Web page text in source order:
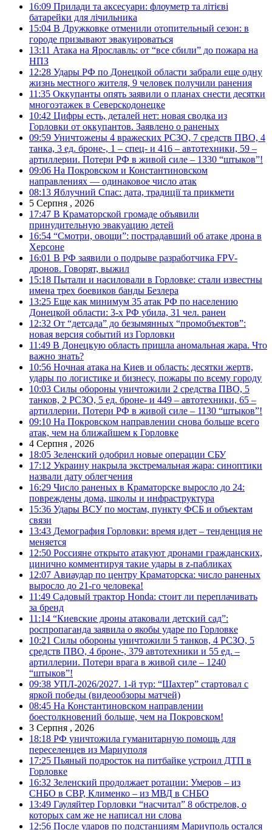
16:09 Прилади та аксесуари: флоуметр та літієві
батарейки для лічильника
15:04 В Дружковке отменили отопительный сезон: в
городе призывают эвакуироваться
13:11 Атака на Ярославль: от “все сбили” до пожара на
НПЗ
12:28 Удары РФ по Донецкой области забрали еще одну
жизнь местного жителя, 9 человек получили ранения
11:35 Оккупанты опять заявили о планах снести десятки
многоэтажек в Северскодонецке
10:42 Цифры есть, деталей нет: новая сводка из
Горловки от оккупантов. Заявлено о раненых
09:59 Уничтожены 4 вражеских РСЗО, 7 средств ПВО, 4
танка, 3 ед. броне-, 1 – спец- и 416 – автотехники, 59 –
артиллерии. Потери РФ в живой силе – 1330 “штыков”!
09:06 На Покровском и Константиновском
направлениях — одинаковое число атак
08:13 Яблучний Спас: дата, традиції та прикмети
5 Серпня , 2026
17:47 В Краматорской громаде объявили
принудительную эвакуацию детей
16:54 “Смотри, овощи”: пострадавший об атаке дрона в
Херсоне
16:01 В РФ заявили о подрыве разработчика FPV-
дронов. Говорят, выжил
15:18 Пытали и насиловали в Горловке: стали известны
имена трех боевиков банды Безлера
13:25 Еще как минимум 35 атак РФ по населению
Донецкой области: 3-х РФ убила, 31 чел. ранен
12:32 От “детсада” до безымянных “промобъектов”:
новая версия событий из Горловки
11:49 В Донецкую область пришла аномальная жара. Что
важно знать?
10:56 Ночная атака на Киев и область: десятки жертв,
удары по логистике и бизнесу, пожары по всему городу
10:03 Силы обороны уничтожили 2 средства ПВО, 5
танков, 2 РСЗО, 5 ед. броне- и 449 – автотехники, 65 –
артиллерии. Потери РФ в живой силе – 1130 “штыков”!
09:10 На Покровском направлении снова больше всего
атак, чем на ближайшем к Горловке
4 Серпня , 2026
18:05 Зеленский одобрил новые операции СБУ
17:12 Украину накрыла экстремальная жара: синоптики
назвали дату облегчения
16:29 Число раненых в Краматорске выросло до 24:
повреждены дома, школы и инфраструктура
15:36 Удары ВСУ по мостам, пункту ФСБ и объектам
связи
13:43 Демография Горловки: время идет – тенденция не
меняется
12:50 Россияне открыто атакуют дронами гражданских,
цинично комментируя такие удары в z-пабликах
12:07 Авиаудар по центру Краматорска: число раненых
выросло до 21-го человека!
11:49 Садовый трактор Honda: стоит ли переплачивать
за бренд
11:14 “Киевские дроны атаковали детский сад”:
роспропаганда заявила о якобы ударе по Горловке
10:21 Силы обороны уничтожили 5 танков, 4 РСЗО, 5
средств ПВО, 4 броне-, 379 автотехники и 55 ед. –
артиллерии. Потери врага в живой силе – 1240
“штыков”!
09:38 УПЛ-2026/2027. 1-й тур: “Шахтер” стартовал с
яркой победы (видеообзоры матчей)
08:45 На Константиновском направлении
боестолкновений больше, чем на Покровском!
3 Серпня , 2026
18:18 РФ уничтожила гуманитарную помощь для
переселенцев из Мариуполя
17:25 Пьяный подросток на питбайке устроил ДТП в
Горловке
16:32 Зеленский продолжает ротации: Умеров – из
СНБО в СВР, Клименко – из МВД в СНБО
13:49 Гауляйтер Горловки “насчитал” 8 обстрелов, о
которых сам же не написал ни слова
12:56 После ударов по подстанциям Мариуполь остался